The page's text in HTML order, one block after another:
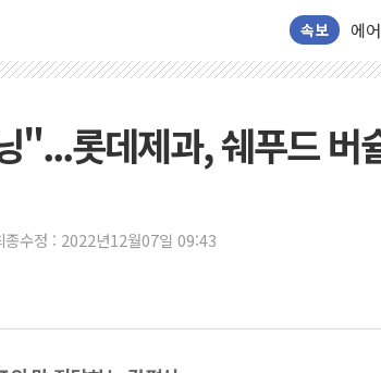
속보
네
해
청
'해
"...롯데제과, 쉐푸드 버
종수정 : 2022년12월07일 09:43